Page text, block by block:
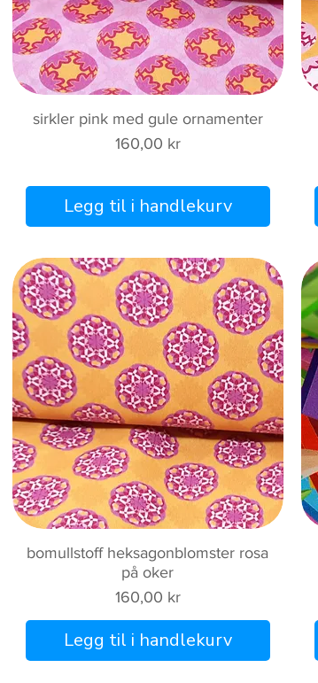
Hurtigvisning
sirkler pink med gule ornamenter
Pris
160,00 kr
Legg til i handlekurv
Hurtigvisning
bomullstoff heksagonblomster rosa
på oker
Pris
160,00 kr
Legg til i handlekurv